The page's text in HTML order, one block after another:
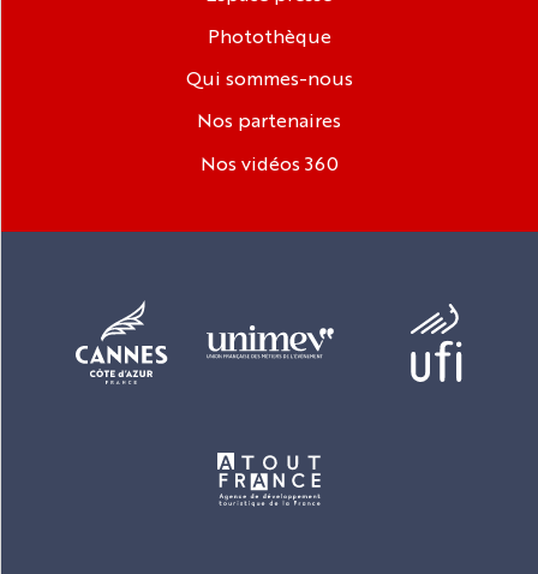
Photothèque
Qui sommes-nous
Nos partenaires
Nos vidéos 360